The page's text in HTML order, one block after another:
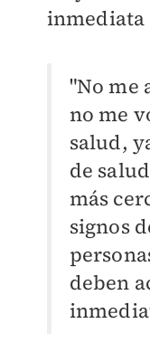
inmediata
"No me
no me
salud,
de
más
signos
deben